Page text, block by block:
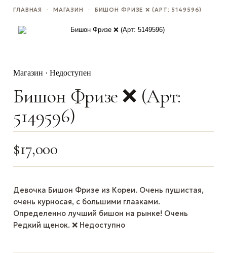
ГЛАВНАЯ · МАГАЗИН · БИШОН ФРИЗЕ ❌ (АРТ: 5149596)
Магазин · Недоступен
Бишон Фризе ❌ (Арт:
5149596)
$17,000
Девочка Бишон Фризе из Кореи. Очень пушистая,
очень курносая, с большими глазками.
Определенно лучший бишон на рынке! Очень
Редкий щенок. ❌ Недоступно